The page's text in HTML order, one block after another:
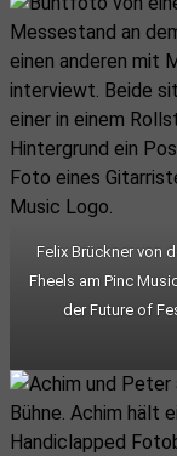
Felix Brückner von
Fheels am Pinc
der Future of